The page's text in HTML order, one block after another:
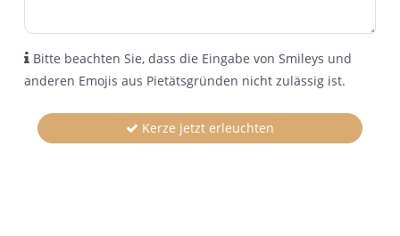
Bitte beachten Sie, dass die Eingabe von Smileys und
anderen Emojis aus Pietätsgründen nicht zulässig ist.
Kerze jetzt erleuchten